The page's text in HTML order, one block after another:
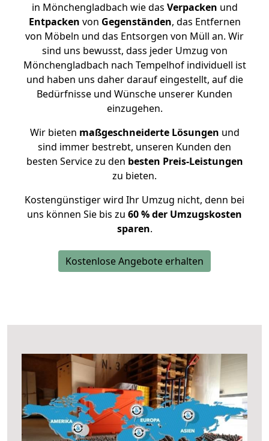
in Mönchengladbach wie das Verpacken und
Entpacken von Gegenständen, das Entfernen
von Möbeln und das Entsorgen von Müll an. Wir
sind uns bewusst, dass jeder Umzug von
Mönchengladbach nach Tempelhof individuell ist
und haben uns daher darauf eingestellt, auf die
Bedürfnisse und Wünsche unserer Kunden
einzugehen.
Wir bieten maßgeschneiderte Lösungen und
sind immer bestrebt, unseren Kunden den
besten Service zu den besten Preis-Leistungen
zu bieten.
Kostengünstiger wird Ihr Umzug nicht, denn bei
uns können Sie bis zu 60 % der Umzugskosten
sparen.
Kostenlose Angebote erhalten